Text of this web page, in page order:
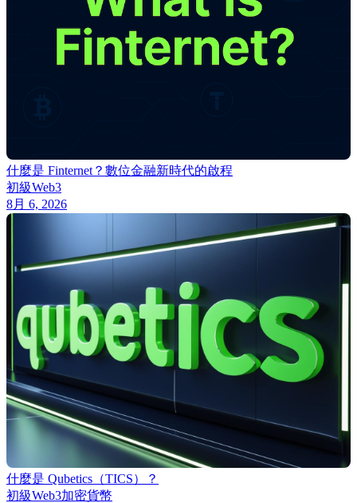
什麼是 Finternet？數位金融新時代的啟程
初級Web3
8月 6, 2026
什麼是 Qubetics（TICS）？
初級Web3加密貨幣